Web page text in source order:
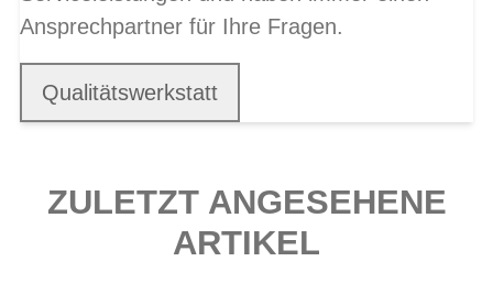
Ansprechpartner für Ihre Fragen.
Qualitätswerkstatt
ZULETZT ANGESEHENE
ARTIKEL